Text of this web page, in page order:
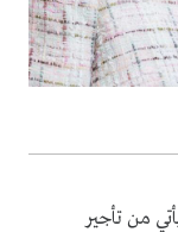
من تأجير